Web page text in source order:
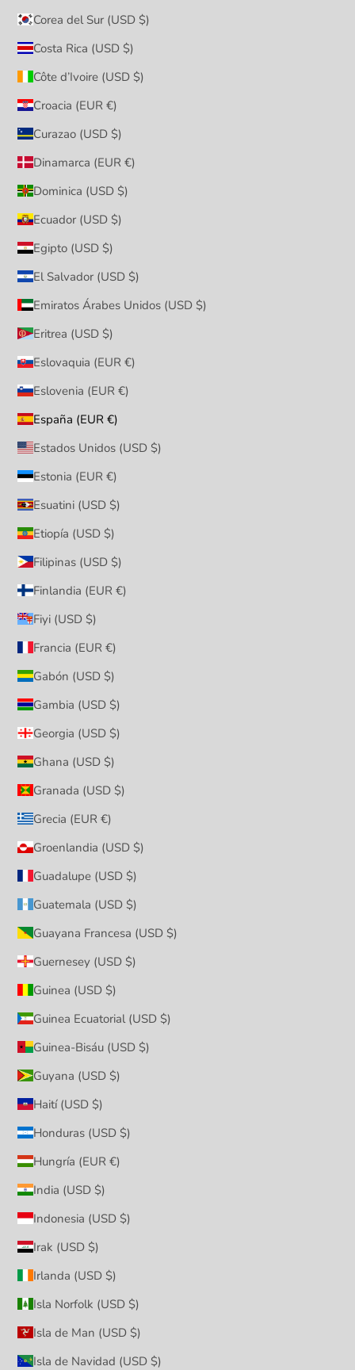
Corea del Sur (USD $)
Costa Rica (USD $)
Côte d’Ivoire (USD $)
Croacia (EUR €)
Curazao (USD $)
Dinamarca (EUR €)
Dominica (USD $)
Ecuador (USD $)
Egipto (USD $)
El Salvador (USD $)
Emiratos Árabes Unidos (USD $)
Eritrea (USD $)
Eslovaquia (EUR €)
Eslovenia (EUR €)
España (EUR €)
Estados Unidos (USD $)
Estonia (EUR €)
Esuatini (USD $)
Etiopía (USD $)
Filipinas (USD $)
Finlandia (EUR €)
Fiyi (USD $)
Francia (EUR €)
Gabón (USD $)
Gambia (USD $)
Georgia (USD $)
Ghana (USD $)
Granada (USD $)
Grecia (EUR €)
Groenlandia (USD $)
Guadalupe (USD $)
Guatemala (USD $)
Guayana Francesa (USD $)
Guernesey (USD $)
Guinea (USD $)
Guinea Ecuatorial (USD $)
Guinea-Bisáu (USD $)
Guyana (USD $)
Haití (USD $)
Honduras (USD $)
Hungría (EUR €)
India (USD $)
Indonesia (USD $)
Irak (USD $)
Irlanda (USD $)
Isla Norfolk (USD $)
Isla de Man (USD $)
Isla de Navidad (USD $)